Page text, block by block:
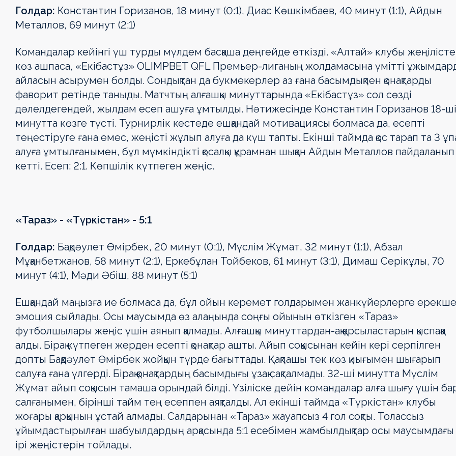
OLIMPBET
ПРЕМЬЕР-
Турнир
кестесі
Медиа
1XBET
БІРІНШІ
Турнир
кестесі
Медиа
OLIMPBET
КУБОК
Күнтізбе
кестесі
Клубтар
Медиа
ЕКІНШІ
ЛИГА
Күнтізбе
кестесі
Клубтар
Медиа
OLIMPBET
СУПЕРКУБОК
Күнтізбе
кестесі
Клубтар
Медиа
ӘЙЕЛДЕР
ЛИГАСЫ
Күнтізбе
кестесі
Клубтар
Медиа
ӘЙЕЛДЕР
КУБОГЫ
Күнтізбе
кестесі
Клубтар
Медиа
1ХВЕТ ЛИГА
КУБОГЫ
Күнтізбе
кестесі
Клубтар
Медиа
Басшылық
Голдар: Константин Горизанов, 18 минут (0:1), Диас Көшкімбаев, 40 минут (1:1), Айдын
Металлов, 69 минут (2:1)
Командалар кейінгі үш турды мүлдем басқаша деңгейде өткізді. «Алтай» клубы
көз ашпаса, «Екібастұз» OLIMPBET QFL Премьер-лиганың жолдамасына үмітті
айласын асырумен болды. Сондықтан да букмекерлер аз ғана басымдықпен қонақтарды
фаворит ретінде таныды. Матчтың алғашқы минуттарында «Екібастұз» сол сөзді
дәлелдегендей, жылдам есеп ашуға ұмтылды. Нәтижесінде Константин Горизанов 18-ші
минутта көзге түсті. Турнирлік кестеде ешқандай мотивациясы болмаса да, есепті
теңестіруге ғана емес, жеңісті жұлып алуға да күш тапты. Екінші таймда қос тарап та 3
алуға ұмтылғанымен, бұл мүмкіндікті қосалқы құрамнан шыққан Айдын Металлов пайдаланып
кетті. Есеп: 2:1. Көпшілік күтпеген жеңіс.
«Тараз» - «Түркістан» - 5:1
Голдар: Бақдәулет Өмірбек, 20 минут (0:1), Мүслім Жұмат, 32 минут (1:1), Абзал
Мұқанбетжанов, 58 минут (2:1), Еркебұлан Тойбеков, 61 минут (3:1), Димаш Серікұлы, 70
минут (4:1), Мәди Әбіш, 88 минут (5:1)
Ешқандай маңызға ие болмаса да, бұл ойын керемет голдарымен жанкүйерлерге ерекше
эмоция сыйлады. Осы маусымда өз алаңында соңғы ойынын өткізген «Тараз»
футболшылары жеңіс үшін аянып қалмады. Алғашқы минуттардан-ақ қарсыластарын қыспаққа
алды. Бірақ күтпеген жерден есепті қонақтар ашты. Айып соққысынан кейін кері серпілген
допты Бақдәулет Өмірбек жойқын түрде бағыттады. Қақпашы тек көз қиығымен шығарып
салуға ғана үлгерді. Бірақ қонақтардың басымдығы ұзақ сақталмады. 32-ші минутта Мүслім
Жұмат айып соққысын тамаша орындай білді. Үзіліске дейін командалар алға шығу үшін
салғанымен, бірінші тайм тең есеппен аяқталды. Ал екінші таймда «Түркістан» клубы
жоғары қарқынын ұстай алмады. Салдарынан «Тараз» жауапсыз 4 гол соқты. Толассыз
ұйымдастырылған шабуылдардың арқасында 5:1 есебімен жамбылдықтар осы
ірі жеңістерін тойлады.